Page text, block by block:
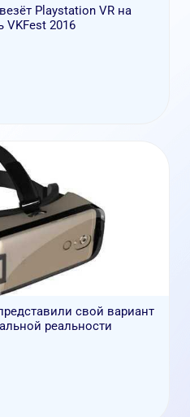
Playstation VR на
VKFest 2016
свой вариант
реальности